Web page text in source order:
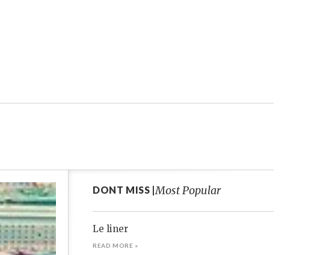
DONT MISS |Most Popular
Le liner
READ MORE »